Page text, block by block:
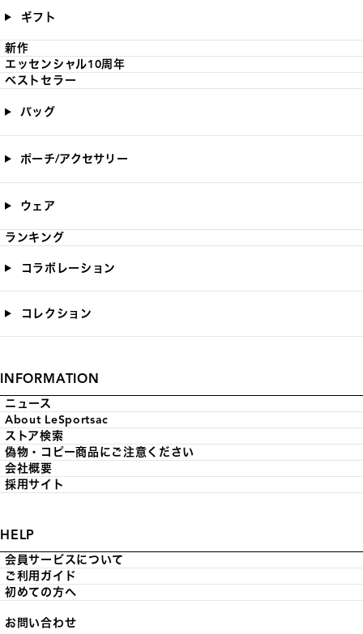
ギフト
新作
エッセンシャル10周年
ベストセラー
バッグ
ポーチ/アクセサリー
ウェア
ランキング
コラボレーション
コレクション
INFORMATION
ニュース
About LeSportsac
ストア検索
偽物・コピー商品にご注意ください
会社概要
採用サイト
HELP
会員サービスについて
ご利用ガイド
初めての方へ
お問い合わせ